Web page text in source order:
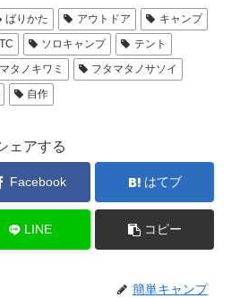
ばりかた アウトドア
キャンプ
ソロキャンプ
テント
タノキワミ
フタマタノサソイ
自作
ェアする
Facebook はてブ
LINE コピー
簡単キャンプ